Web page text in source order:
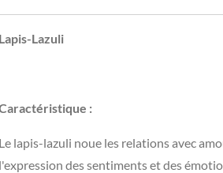
Lapis-Lazuli
:
Le lapis-lazuli noue les relations avec
l'expression des sentiments et des